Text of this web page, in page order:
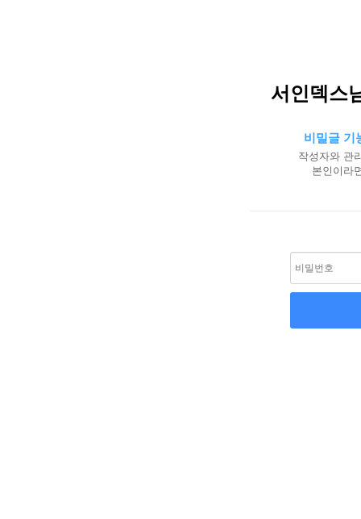
서인덱스
비밀글 기
작성자와 관
본인이라